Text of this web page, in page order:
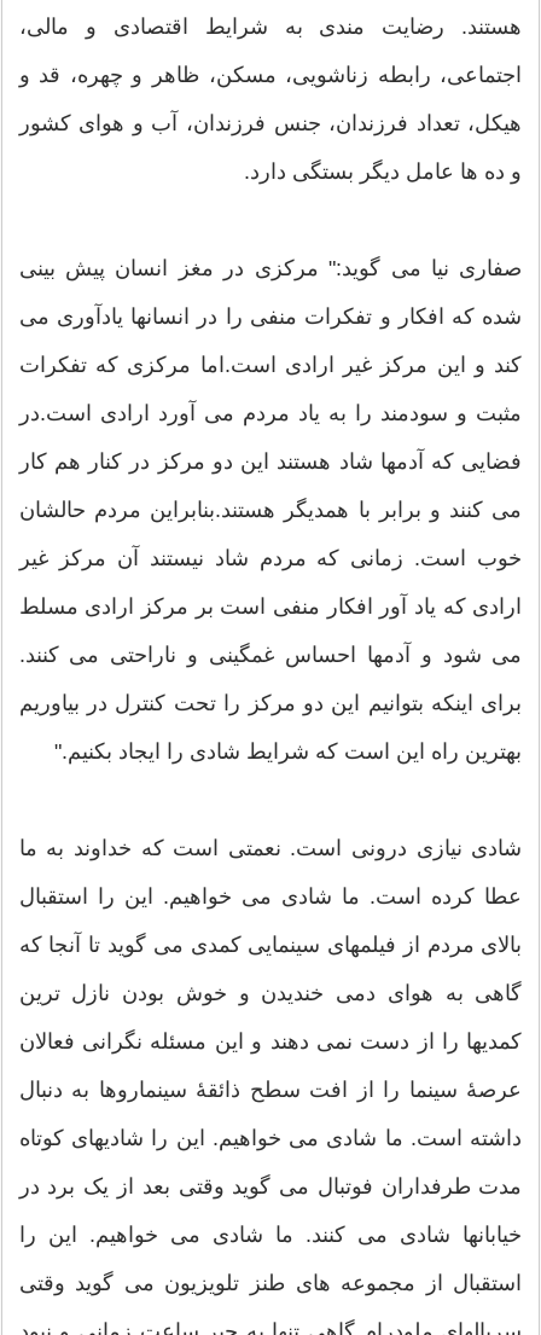
هستند. رضایت مندی به شرایط اقتصادی و مالی،
اجتماعی، رابطه زناشویی، مسکن، ظاهر و چهره، قد و
هیکل، تعداد فرزندان، جنس فرزندان، آب و هوای کشور
و ده ها عامل دیگر بستگی دارد.
صفاری نیا می گوید:" مرکزی در مغز انسان پیش بینی
شده که افکار و تفکرات منفی را در انسانها یادآوری می
کند و این مرکز غیر ارادی است.اما مرکزی که تفکرات
مثبت و سودمند را به یاد مردم می آورد ارادی است.در
فضایی که آدمها شاد هستند این دو مرکز در کنار هم کار
می کنند و برابر با همدیگر هستند.بنابراین مردم حالشان
خوب است. زمانی که مردم شاد نیستند آن مرکز غیر
ارادی که یاد آور افکار منفی است بر مرکز ارادی مسلط
می شود و آدمها احساس غمگینی و ناراحتی می کنند.
برای اینکه بتوانیم این دو مرکز را تحت کنترل در بیاوریم
بهترین راه این است که شرایط شادی را ایجاد بکنیم."
شادی نیازی درونی است. نعمتی است که خداوند به ما
عطا کرده است. ما شادی می خواهیم. این را استقبال
بالای مردم از فیلمهای سینمایی کمدی می گوید تا آنجا که
گاهی به هوای دمی خندیدن و خوش بودن نازل ترین
کمدیها را از دست نمی دهند و این مسئله نگرانی فعالان
عرصۀ سینما را از افت سطح ذائقۀ سینماروها به دنبال
داشته است. ما شادی می خواهیم. این را شادیهای کوتاه
مدت طرفداران فوتبال می گوید وقتی بعد از یک برد در
خیابانها شادی می کنند. ما شادی می خواهیم. این را
استقبال از مجموعه های طنز تلویزیون می گوید وقتی